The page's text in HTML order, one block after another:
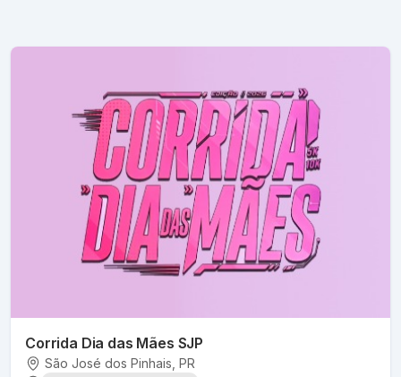
Corrida Dia das Mães SJP
São José dos Pinhais , PR